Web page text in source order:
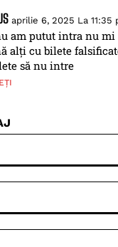
aprilie 6, 2025 La 11:35
am putut intra nu mi
alți cu bilete
să nu intre